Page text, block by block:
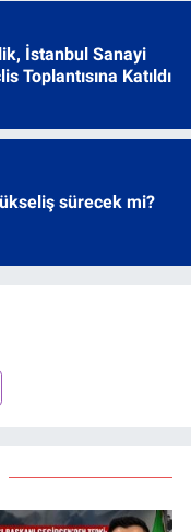
İstanbul Sanayi
Toplantısına Katıldı
sürecek mi?